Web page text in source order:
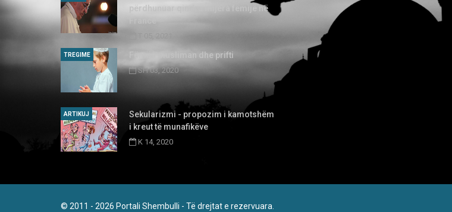
përdhunuar qindra mijëra fëmijë në
Fëmija musliman dhe prifti
SH 03, 2020
TREGIME
Sekularizmi - propozim i kamotshëm
i kreut të munafikëve
K 14, 2020
ARTIKUJ
© 2011 - 2026 Portali Shembulli - Të drejtat e rezervuara.